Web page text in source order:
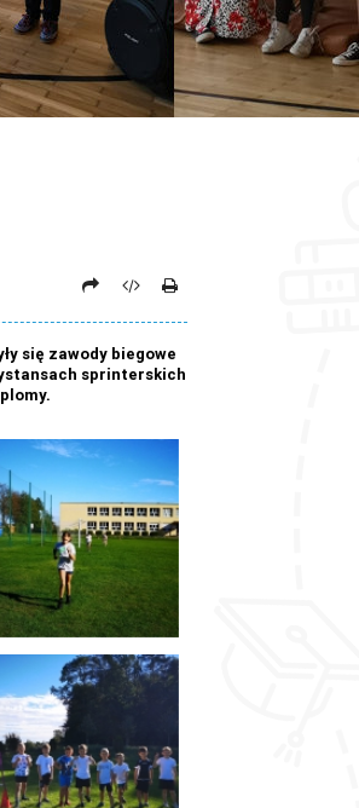
się zawody biegowe
sprinterskich